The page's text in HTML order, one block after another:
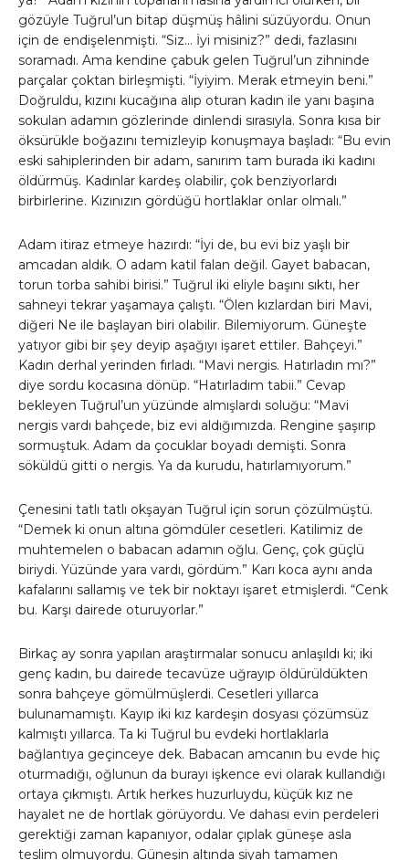
gözüyle Tuğrul’un bitap düşmüş hâlini süzüyordu. Onun
için de endişelenmişti. “Siz… İyi misiniz?” dedi, fazlasını
soramadı. Ama kendine çabuk gelen Tuğrul’un zihninde
parçalar çoktan birleşmişti. “İyiyim. Merak etmeyin beni.”
Doğruldu, kızını kucağına alıp oturan kadın ile yanı başına
sokulan adamın gözlerinde dinlendi sırasıyla. Sonra kısa bir
öksürükle boğazını temizleyip konuşmaya başladı: “Bu evin
eski sahiplerinden bir adam, sanırım tam burada iki kadını
öldürmüş. Kadınlar kardeş olabilir, çok benziyorlardı
birbirlerine. Kızınızın gördüğü hortlaklar onlar olmalı.”
Adam itiraz etmeye hazırdı: “İyi de, bu evi biz yaşlı bir
amcadan aldık. O adam katil falan değil. Gayet babacan,
torun torba sahibi birisi.” Tuğrul iki eliyle başını sıktı, her
sahneyi tekrar yaşamaya çalıştı. “Ölen kızlardan biri Mavi,
diğeri Ne ile başlayan biri olabilir. Bilemiyorum. Güneşte
yatıyor gibi bir şey deyip aşağıyı işaret ettiler. Bahçeyi.”
Kadın derhal yerinden fırladı. “Mavi nergis. Hatırladın mı?”
diye sordu kocasına dönüp. “Hatırladım tabii.” Cevap
bekleyen Tuğrul’un yüzünde almışlardı soluğu: “Mavi
nergis vardı bahçede, biz evi aldığımızda. Rengine şaşırıp
sormuştuk. Adam da çocuklar boyadı demişti. Sonra
söküldü gitti o nergis. Ya da kurudu, hatırlamıyorum.”
Çenesini tatlı tatlı okşayan Tuğrul için sorun çözülmüştü.
“Demek ki onun altına gömdüler cesetleri. Katilimiz de
muhtemelen o babacan adamın oğlu. Genç, çok güçlü
biriydi. Yüzünde yara vardı, gördüm.” Karı koca aynı anda
kafalarını sallamış ve tek bir noktayı işaret etmişlerdi. “Cenk
bu. Karşı dairede oturuyorlar.”
Birkaç ay sonra yapılan araştırmalar sonucu anlaşıldı ki; iki
genç kadın, bu dairede tecavüze uğrayıp öldürüldükten
sonra bahçeye gömülmüşlerdi. Cesetleri yıllarca
bulunamamıştı. Kayıp iki kız kardeşin dosyası çözümsüz
kalmıştı yıllarca. Ta ki Tuğrul bu evdeki hortlaklarla
bağlantıya geçinceye dek. Babacan amcanın bu evde hiç
oturmadığı, oğlunun da burayı işkence evi olarak kullandığı
ortaya çıkmıştı. Artık herkes huzurluydu, küçük kız ne
hayalet ne de hortlak görüyordu. Ve dahası evin perdeleri
gerektiği zaman kapanıyor, odalar çıplak güneşe asla
teslim olmuyordu. Güneşin altında siyah tamamen